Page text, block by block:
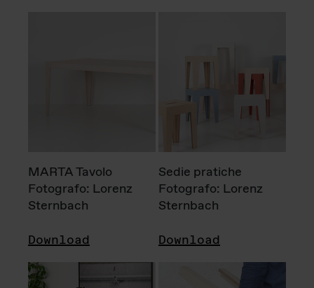
MARTA Tavolo
Fotografo: Lorenz
Sternbach
Download
Sedie pratiche
Fotografo: Lorenz
Sternbach
Download